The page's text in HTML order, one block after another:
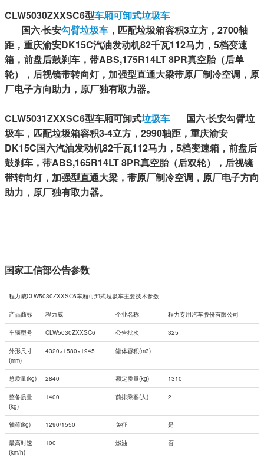
CLW5030ZXXSC6型车厢可卸式垃圾车
国六·长安勾臂垃圾车 ，匹配垃圾箱容积3立方，2700轴
距，重庆渝安DK15C汽油发动机82千瓦112马力，5档变速
箱，前盘后鼓刹车，带ABS,175R14LT 8PR真空胎（后单
轮），后视镜带转向灯，加强型直通大梁带原厂制冷空调，原
厂电子方向助力，原厂独有取力器。
CLW5031ZXXSC6型车厢可卸式垃圾车 国六·长安勾臂垃
圾车，匹配垃圾箱容积3-4立方，2990轴距，重庆渝安
DK15C国六汽油发动机82千瓦112马力，5档变速箱，前盘后
鼓刹车，带ABS,165R14LT 8PR真空胎（后双轮），后视镜
带转向灯，加强型直通大梁，带原厂制冷空调，原厂电子方向
助力，原厂独有取力器。
国家工信部公告参数
程力威CLW5030ZXXSC6车厢可卸式垃圾车主要技术参数
产品商标 程力威 企业名称 程力专用汽车股份有限公司
车辆型号 CLW5030ZXXSC6 公告批次 325
外形尺寸
(mm)
4320×1580×1945 罐体容积(m3)
总质量(kg) 2840 额定质量(kg) 1310
整备质量
(kg)
1400 前排乘客(人) 2
轴荷(kg) 1290/1550 免征 是
最高时速
(km/h)
100 燃油 否